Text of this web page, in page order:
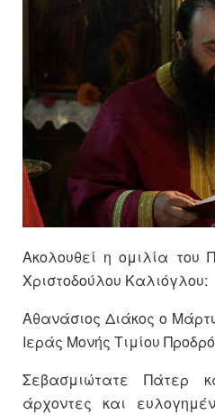
Ακολουθεί η ομιλία του
Χριστοδούλου Καλιόγλου:
Αθανάσιος Διάκος ο
Ιεράς Μονής Τιμίου
Σεβασμιώτατε Πάτερ
άρχοντες και